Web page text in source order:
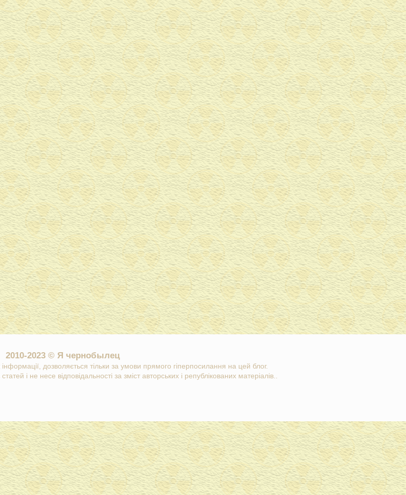
2010-2023 © Я чернобылец
дозволяється тільки за умови прямого гіперпосилання на цей блог.
і не несе відповідальності за зміст авторських і републікованих матеріалів..